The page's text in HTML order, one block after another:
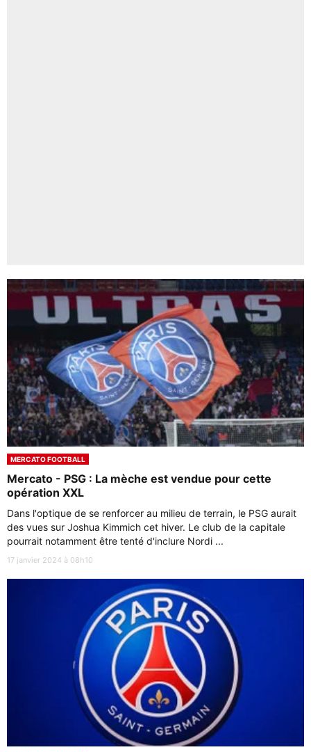
MERCATO FOOTBALL
Mercato - PSG : La mèche est vendue pour cette
opération XXL
Dans l'optique de se renforcer au milieu de terrain, le PSG aurait
des vues sur Joshua Kimmich cet hiver. Le club de la capitale
pourrait notamment être tenté d'inclure Nordi ...
17 janvier 2024 à 08h10